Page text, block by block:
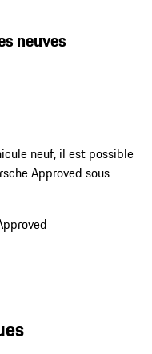
neuves
neuf, il est possible
Approved sous